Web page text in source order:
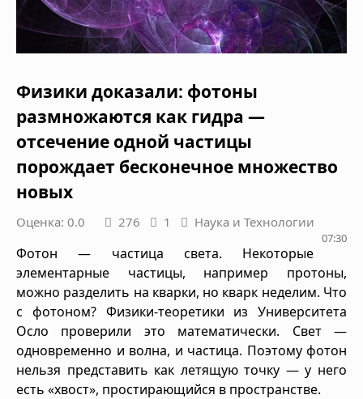
Физики доказали: фотоны
размножаются как гидра —
отсечение одной частицы
порождает бесконечное множество
новых
Оценка: 0.0 276 1 Наука и Технологии
07:30
Фотон — частица света. Некоторые
элементарные частицы, например протоны,
можно разделить на кварки, но кварк неделим. Что
с фотоном? Физики-теоретики из Университета
Осло проверили это математически. Свет —
одновременно и волна, и частица. Поэтому фотон
нельзя представить как летящую точку — у него
есть «хвост», простирающийся в пространстве.